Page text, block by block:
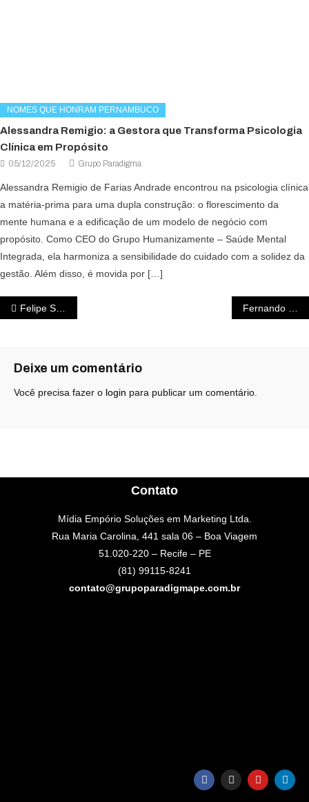
NOMES QUE HONRAM PERNAMBUCO
Alessandra Remigio: a Gestora que Transforma Psicologia
Clínica em Propósito
05/12/2025 Grupo Paradigma
Alessandra Remigio de Farias Andrade encontrou na psicologia clínica
a matéria-prima para uma dupla construção: o florescimento da
mente humana e a edificação de um modelo de negócio com
propósito. Como CEO do Grupo Humanizamente – Saúde Mental
Integrada, ela harmoniza a sensibilidade do cuidado com a solidez da
gestão. Além disso, é movida por […]
Felipe Sampaio: A persistência do Agreste na Advocacia Previdenciária Fernando Basto: Excelência e Inovação na Cirurgia Capilar
Deixe um comentário
Você precisa fazer o login para publicar um comentário.
Contato
Mídia Empório Soluções em Marketing Ltda.
Rua Maria Carolina, 441 sala 06 – Boa Viagem
51.020-220 – Recife – PE
(81) 99115-8241
contato@grupoparadigmape.com.br